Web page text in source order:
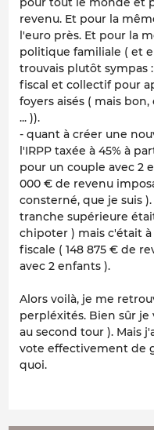
revenu. Et pour la
l'euro près. Et pour la
politique familiale ( et
trouvais plutôt sympas
fiscal et collectif pour
foyers aisés ( mais
... )).
- quant à créer une
l'IRPP taxée à 45% à
pour un couple avec 2
000 € de revenu
consterné, que je suis
tranche supérieure
chipoter ) mais c'était
fiscale ( 148 875 € de
avec 2 enfants ).
Alors voilà, je me
perpléxités. Bien sûr
au second tour ). Mais
vote effectivement de
quoi.